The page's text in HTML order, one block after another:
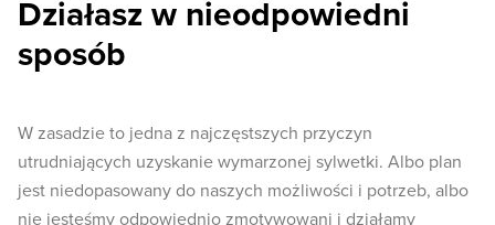
Działasz w nieodpowiedni
sposób
W zasadzie to jedna z najczęstszych przyczyn
utrudniających uzyskanie wymarzonej sylwetki. Albo plan
jest niedopasowany do naszych możliwości i potrzeb, albo
nie jesteśmy odpowiednio zmotywowani i działamy